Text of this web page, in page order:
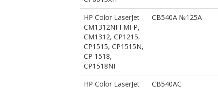
HP Color LaserJet
CM1312NFI MFP,
CM1312, CP1215,
CP1515, CP1515N,
CP 1518,
CP1518NI
CB540A №125A
HP Color LaserJet CB540AC